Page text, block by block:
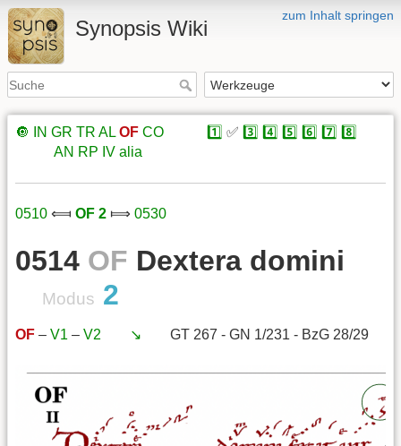
zum Inhalt springen
Synopsis Wiki
🔘 IN GR TR AL OF CO 1️⃣ ✅ 3️⃣ 4️⃣ 5️⃣ 6️⃣ 7️⃣ 8️⃣
AN RP IV alia
0510 ⟽ OF 2 ⟾ 0530
0514 OF Dextera domini
Modus 2
OF – V1 – V2 ↘️ GT 267 - GN 1/231 - BzG 28/29